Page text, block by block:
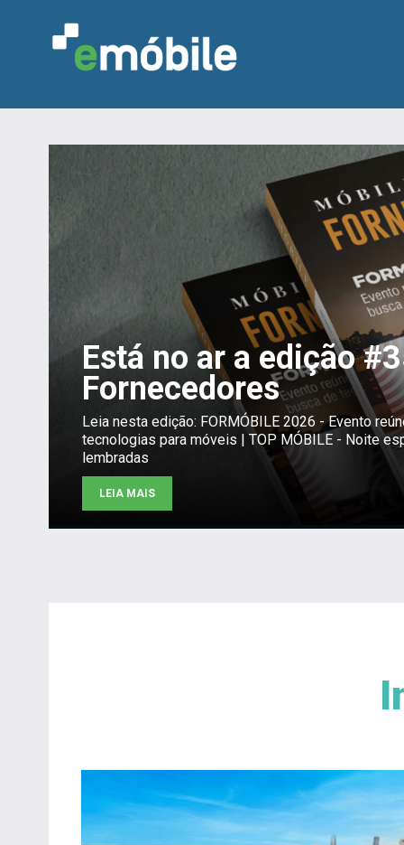
Está no ar a edição
Fornecedores
Leia nesta edição: FORMÓBILE 2026 - Evento
tecnologias para móveis | TOP MÓBILE - Noite
lembradas
LEIA MAIS